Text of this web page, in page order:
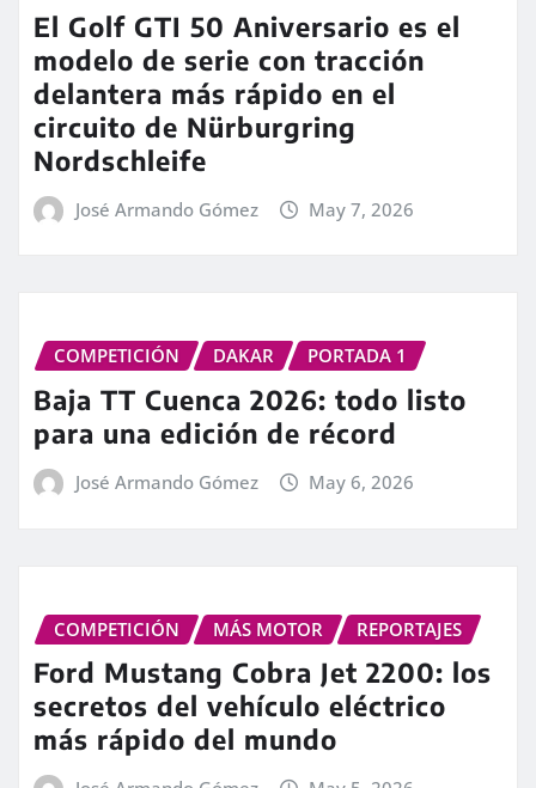
El Golf GTI 50 Aniversario es el
modelo de serie con tracción
delantera más rápido en el
circuito de Nürburgring
Nordschleife
José Armando Gómez May 7, 2026
COMPETICIÓN DAKAR PORTADA 1
Baja TT Cuenca 2026: todo listo
para una edición de récord
José Armando Gómez May 6, 2026
COMPETICIÓN MÁS MOTOR REPORTAJES
Ford Mustang Cobra Jet 2200: los
secretos del vehículo eléctrico
más rápido del mundo